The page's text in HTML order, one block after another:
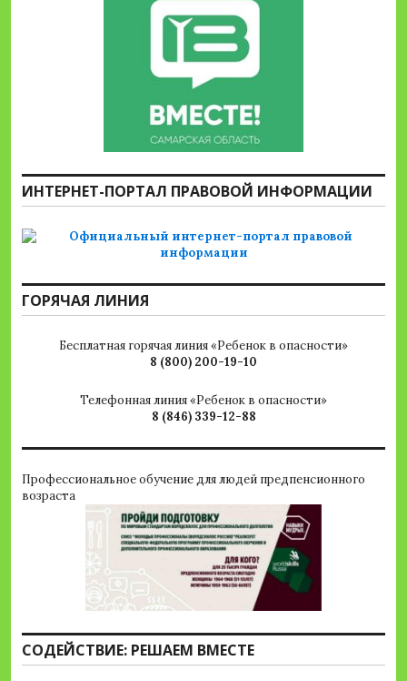
ИНТЕРНЕТ-ПОРТАЛ ПРАВОВОЙ ИНФОРМАЦИИ
ГОРЯЧАЯ ЛИНИЯ
Бесплатная горячая линия «Ребенок в опасности»
8 (800) 200-19-10
Телефонная линия «Ребенок в опасности»
8 (846) 339-12-88
Профессиональное обучение для людей предпенсионного
возраста
СОДЕЙСТВИЕ: РЕШАЕМ ВМЕСТЕ